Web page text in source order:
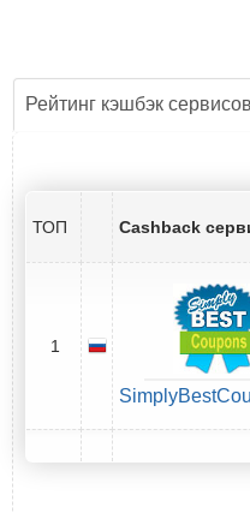
Рейтинг кэшбэк
ТОП Cashback
1